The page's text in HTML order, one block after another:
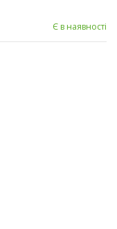
Є в наявності